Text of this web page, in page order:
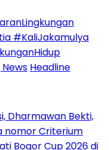
#KaliJakamulya
Headline